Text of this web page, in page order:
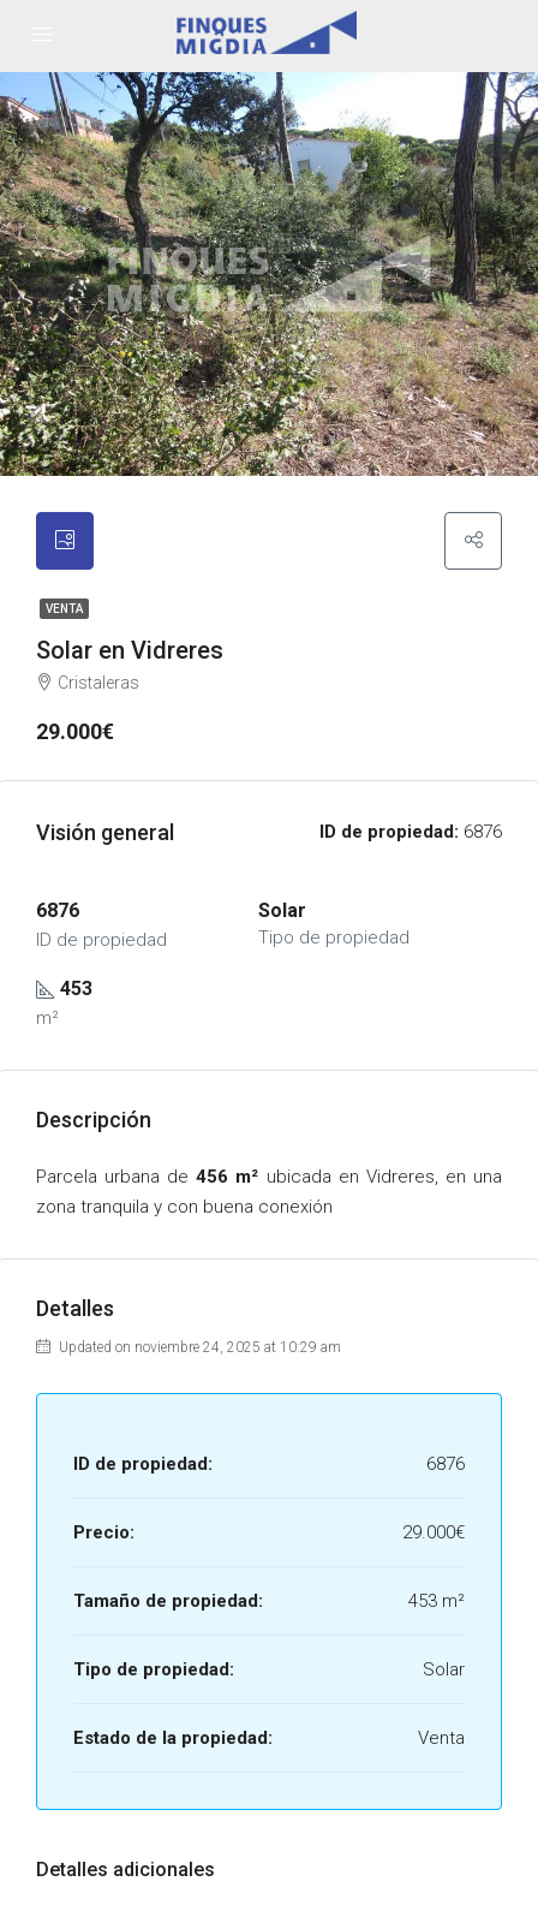
VENTA
Solar en Vidreres
Cristaleras
29.000€
Visión general ID de propiedad: 6876
6876
ID de propiedad
Solar
Tipo de propiedad
453
m²
Descripción
Parcela urbana de456 m² ubicada en Vidreres, en una
zona tranquila y con buena conexión
Detalles
Updated on noviembre 24, 2025 at 10:29 am
ID de propiedad: 6876
Precio: 29.000€
Tamaño de propiedad: 453 m²
Tipo de propiedad: Solar
Estado de la propiedad: Venta
Detalles adicionales